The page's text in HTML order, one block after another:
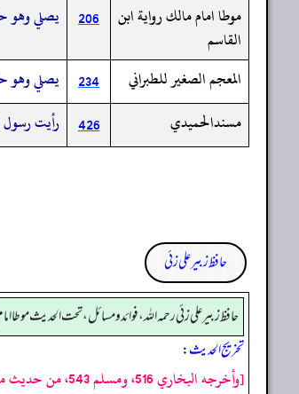
موطا امام مالك رواية ابن
القاسم
206 يصلي وهو
المعجم الصغير للطبراني 234
يصلي وهو
مسندالحميدي
426 رأيت رسول
حافظ زبیر علی زئی
حافظ زبير على زئي رحمه الله، فوائد و مسائل، تحت الحديث موطا
تخریج الحدیث:
[وأخرجه البخاري 516، ومسلم 543، من حديث مالك به]